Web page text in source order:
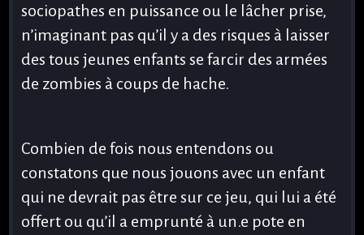
sociopathes en puissance ou le lâcher prise,
n’imaginant pas qu’il y a des risques à laisser
des tous jeunes enfants se farcir des armées
de zombies à coups de hache.
Combien de fois nous entendons ou
constatons que nous jouons avec un enfant
qui ne devrait pas être sur ce jeu, qui lui a été
offert ou qu’il a emprunté à un.e pote en